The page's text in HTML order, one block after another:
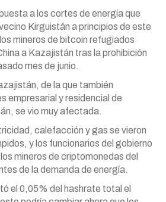
a los cortes de energía que
Kirguistán a principios de este
mineros de bitcoin refugiados
a Kazajistán tras la prohibición
mes de junio.
de la que también
empresarial y residencial de
se vio muy afectada.
calefacción y gas se vieron
y los funcionarios del gobierno
mineros de criptomonedas del
de la demanda de energía.
el 0,05% del hashrate total el